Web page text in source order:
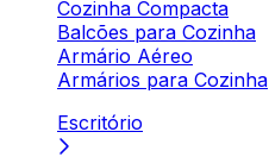
Cozinha Compacta
Balcões para Cozinha
Armário Aéreo
Armários para Cozinha
Escritório